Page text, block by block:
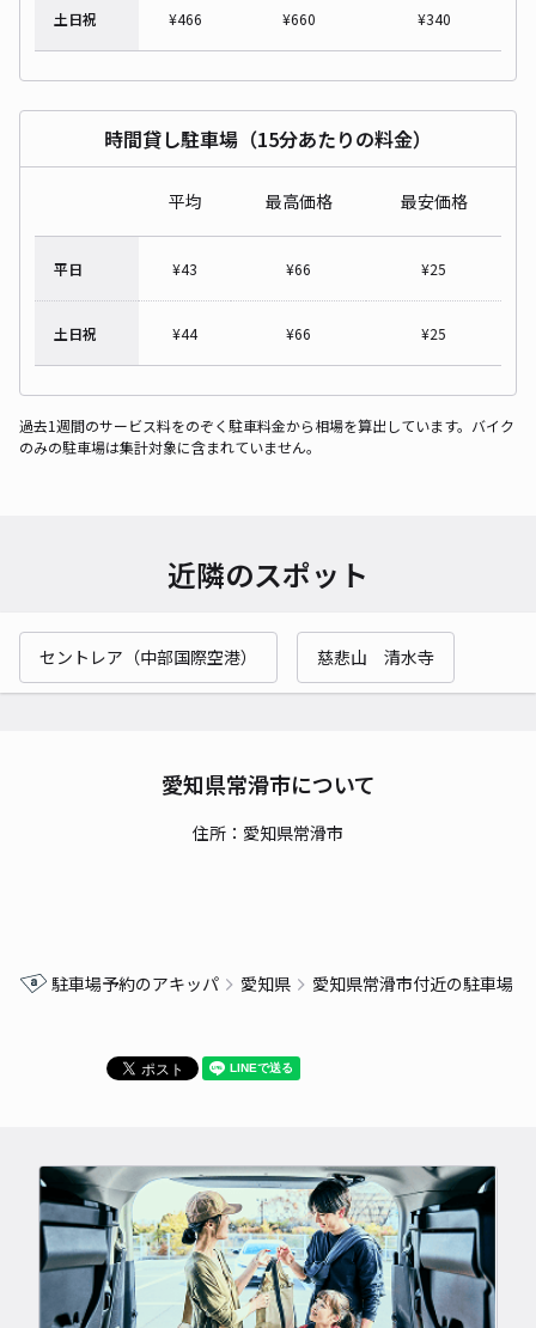
土日祝 ¥466 ¥660 ¥340
時間貸し駐車場（15分あたりの料金）
平均 最高価格 最安価格
平日 ¥43 ¥66 ¥25
土日祝 ¥44 ¥66 ¥25
過去1週間のサービス料をのぞく駐車料金から相場を算出しています。バイク
のみの駐車場は集計対象に含まれていません。
近隣のスポット
セントレア（中部国際空港） 慈悲山 清水寺
愛知県常滑市について
住所：愛知県常滑市
駐車場予約のアキッパ 愛知県 愛知県常滑市付近の駐車場